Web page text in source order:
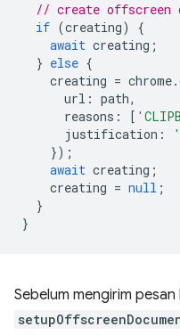
// create offscreen
if (creating)
{
await creating ;
} else {
creating = chrome.
url : path,
reasons : [
justification :
});
await creating ;
creating = null ;
}
}
Sebelum mengirim